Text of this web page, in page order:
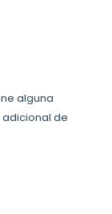
alguna
de